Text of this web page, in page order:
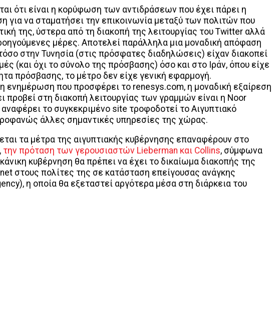
ότι είναι η κορύφωση των αντιδράσεων που έχει πάρει η
για να σταματήσει την επικοινωνία μεταξύ των πολιτών που
της, ύστερα από τη διακοπή της λειτουργίας του Twitter αλλά
μέρες. Αποτελεί παράλληλα μια μοναδική απόφαση
στην Τυνησία (στις πρόσφατες διαδηλώσεις) είχαν διακοπεί
(και όχι το σύνολο της πρόσβασης) όσο και στο Ιράν, όπου είχε
πρόσβασης, το μέτρο δεν είχε γενική εφαρμογή.
που προσφέρει το renesys.com, η μοναδική εξαίρεση
προβεί στη διακοπή λειτουργίας των γραμμών είναι η Noor
το συγκεκριμένο site τροφοδοτεί το Αιγυπτιακό
άλλες σημαντικές υπηρεσίες της χώρας.
τα μέτρα της αιγυπτιακής κυβέρνησης επαναφέρουν στο
την πρόταση των γερουσιαστών Lieberman και Collins, σύμφωνα
κυβέρνηση θα πρέπει να έχει το δικαίωμα διακοπής της
στους πολίτες της σε κατάσταση επείγουσας ανάγκης
η οποία θα εξεταστεί αργότερα μέσα στη διάρκεια του